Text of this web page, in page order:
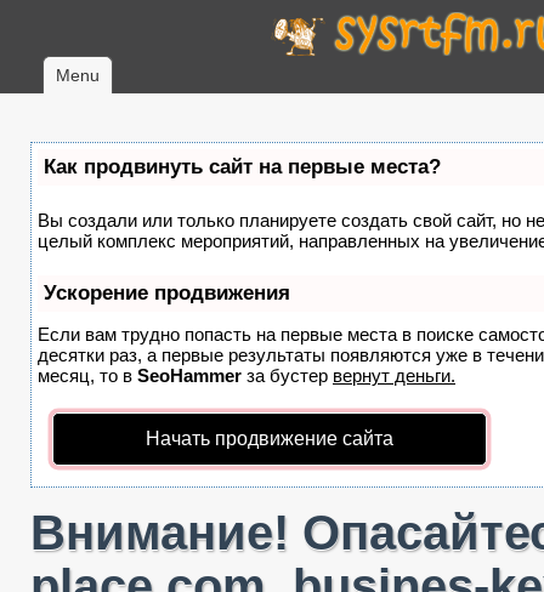
Menu
Как продвинуть сайт на первые места?
Вы создали или только планируете создать свой сайт, но
целый комплекс мероприятий, направленных на
Ускорение продвижения
Если вам трудно попасть на первые места в поиске
десятки раз, а первые результаты появляются уже в
месяц, то в SeoHammer за бустер вернут деньги.
Начать продвижение сайта
Внимание!